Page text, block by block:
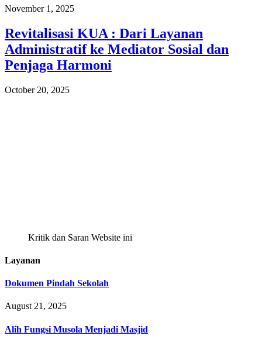
November 1, 2025
Revitalisasi KUA : Dari Layanan
Administratif ke Mediator Sosial dan
Penjaga Harmoni
October 20, 2025
Kritik dan Saran Website ini
Layanan
Dokumen Pindah Sekolah
August 21, 2025
Alih Fungsi Musola Menjadi Masjid